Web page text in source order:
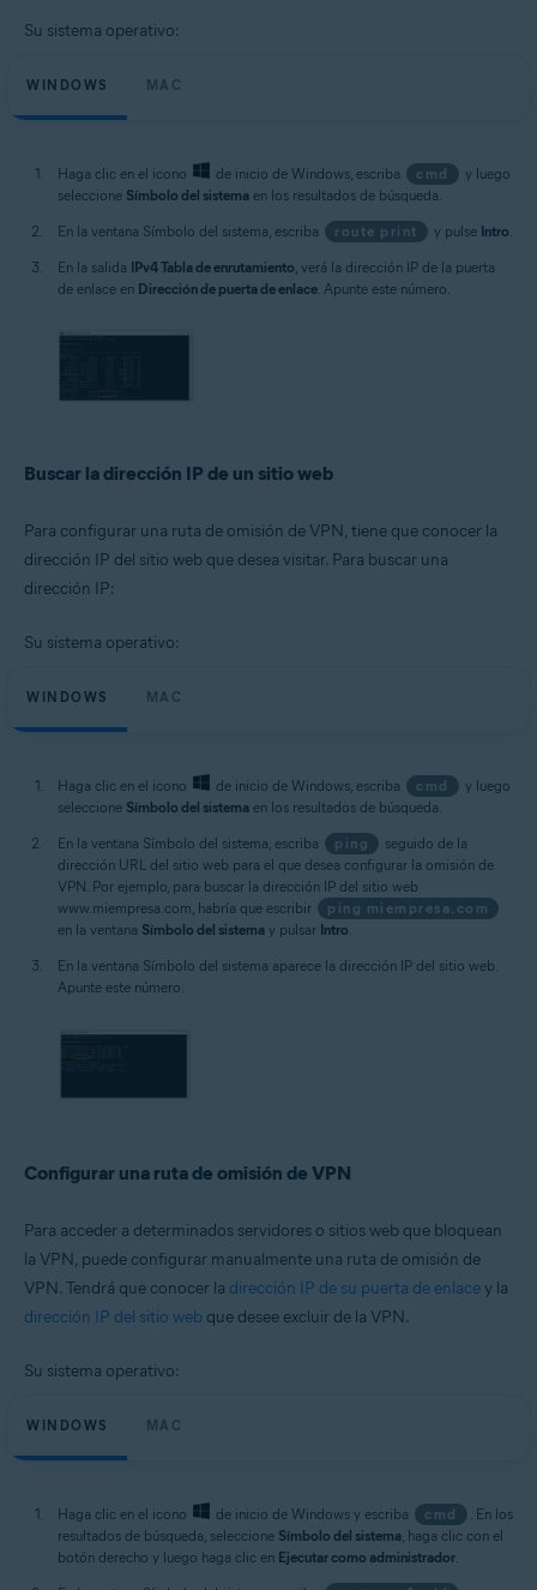
Su sistema operativo:
WINDOWS MAC
Haga clic en el icono de inicio de Windows, escriba cmd
y luego
seleccione Símbolo del sistema en los resultados de búsqueda.
En la ventana Símbolo del sistema, escriba
route print y pulse Intro.
En la salida IPv4 Tabla de enrutamiento, verá la dirección IP de la puerta
de enlace en Dirección de puerta de enlace. Apunte este número.
Buscar la dirección IP de un sitio web
Para configurar una ruta de omisión de VPN, tiene que conocer la
dirección IP del sitio web que desea visitar. Para buscar una
dirección IP:
Su sistema operativo:
WINDOWS MAC
Haga clic en el icono de inicio de Windows, escriba cmd
y luego
seleccione Símbolo del sistema en los resultados de búsqueda.
En la ventana Símbolo del sistema, escriba
ping
seguido de la
dirección URL del sitio web para el que desea configurar la omisión de
VPN. Por ejemplo, para buscar la dirección IP del sitio web
www.miempresa.com, habría que escribir
ping miempresa.com
en la ventana Símbolo del sistema y pulsar Intro
En la ventana Símbolo del sistema aparece la dirección IP del sitio web.
Apunte este número.
Configurar una ruta de omisión de VPN
Para acceder a determinados servidores o sitios web que bloquean
la VPN, puede configurar manualmente una ruta de omisión de
VPN. Tendrá que conocer la dirección IP de su puerta de enlacey la
dirección IP del sitio web que desee excluir de la VPN.
Su sistema operativo:
WINDOWS MAC
Haga clic en el icono de inicio de Windows y escriba cmd
. En los
resultados de búsqueda, seleccione Símbolo del sistema, haga clic con el
botón derecho y luego haga clic en Ejecutar como administrador.